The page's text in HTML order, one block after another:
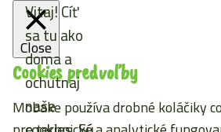
Vitaj! Cíť
sa tu ako
doma a
ochutnaj
naše
Close
Cookies predvoľby
Mobake používa drobné koláčiky